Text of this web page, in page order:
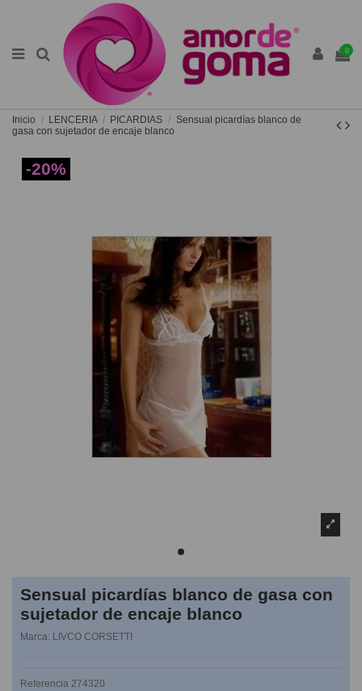
0
Inicio LENCERIA PICARDIAS
Sensual picardías blanco de
gasa con sujetador de encaje blanco
-20%
Sensual picardías blanco de gasa con
sujetador de encaje blanco
Marca: LIVCO CORSETTI
Referencia 274320